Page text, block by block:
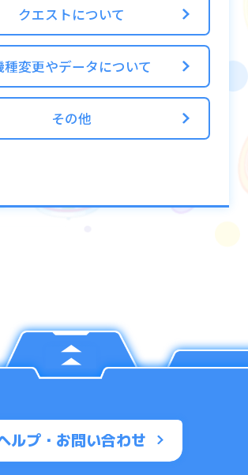
クエストについて
種変更やデータについて
その他
ルプ・お問い合わせ